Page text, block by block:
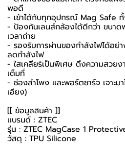
พอดี
- เข้าได้กับทุกอุปกรณ์ Mag Safe ทั้
- ป้องกันเลนส์กล้องได้ดีกว่า ขนา
เวลาถ่าย
- รองรับการผ่านของกำลังไฟได้อย่
ลดกำลังไฟ
- ใสเคลียร์เป็นพิเศษ ดึงความสวย
เต็มที่
- ช่องลำโพง และพอร์ตชาร์จ เจาะ
เอียง)
[[ ข้อมูลสินค้า ]]
แบรนด์ : ZTEC
รุ่น : ZTEC MagCase 1
วัสดุ : TPU Silicone